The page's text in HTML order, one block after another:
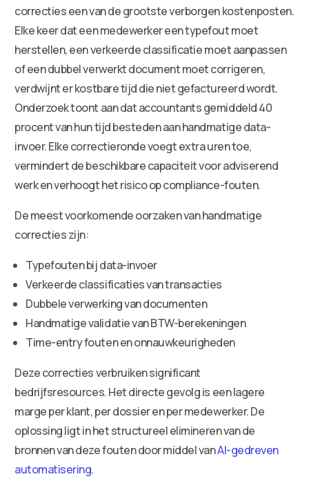
correcties een van de grootste verborgen kostenposten.
Elke keer dat een medewerker een typefout moet
herstellen, een verkeerde classificatie moet aanpassen
of een dubbel verwerkt document moet corrigeren,
verdwijnt er kostbare tijd die niet gefactureerd wordt.
Onderzoek toont aan dat accountants gemiddeld 40
procent van hun tijd besteden aan handmatige data-
invoer. Elke correctieronde voegt extra uren toe,
vermindert de beschikbare capaciteit voor adviserend
werk en verhoogt het risico op compliance-fouten.
De meest voorkomende oorzaken van handmatige
correcties zijn:
Typefouten bij data-invoer
Verkeerde classificaties van transacties
Dubbele verwerking van documenten
Handmatige validatie van BTW-berekeningen
Time-entry fouten en onnauwkeurigheden
Deze correcties verbruiken significant
bedrijfsresources. Het directe gevolg is een lagere
marge per klant, per dossier en per medewerker. De
oplossing ligt in het structureel elimineren van de
bronnen van deze fouten door middel vanAI-gedreven
automatisering.